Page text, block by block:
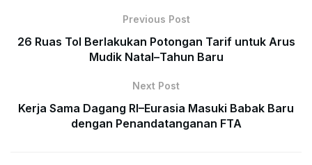
Previous Post
26 Ruas Tol Berlakukan Potongan Tarif untuk Arus
Mudik Natal–Tahun Baru
Next Post
Kerja Sama Dagang RI–Eurasia Masuki Babak Baru
dengan Penandatanganan FTA